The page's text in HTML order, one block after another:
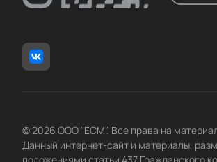
© 2026 ООО "ЕСМ". Все права на
Данный интернет-сайт и материалы,